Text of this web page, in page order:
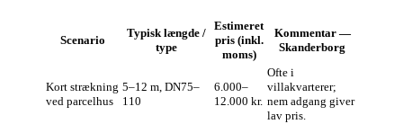
Scenario
Typisk længde /
type
Estimeret
pris (inkl.
moms)
Kommentar —
Skanderborg
Kort strækning
ved parcelhus
5–12 m, DN75–
110
6.000–
12.000 kr.
Ofte i
villakvarterer;
nem adgang giver
lav pris.